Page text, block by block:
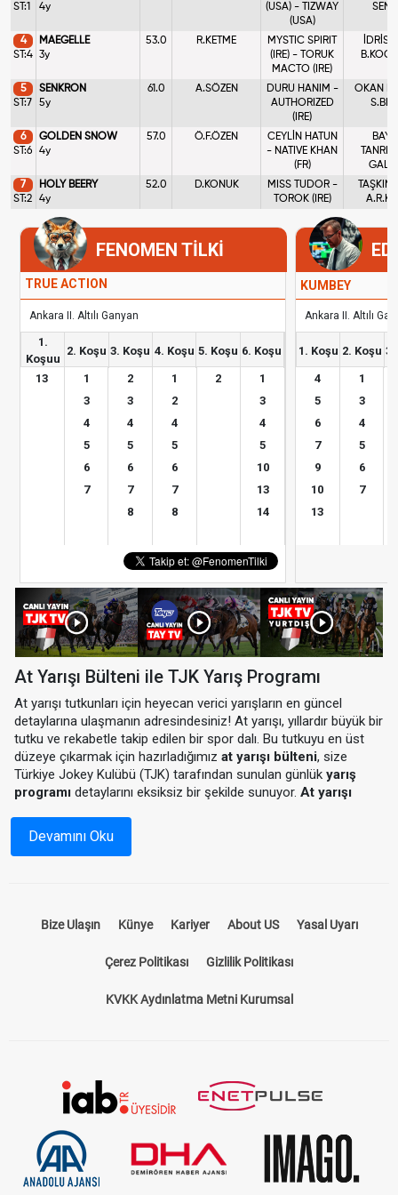
ST:1
4y
(USA) - TIZWAY
(USA)
4
ST:4
MAEGELLE
3y
53.0 R.KETME
MYSTIC SPIRIT
(IRE) - TORUK
MACTO (IRE)
İDRİS
5
ST:7
SENKRON
5y
61.0 A.SÖZEN
DURU HANIM -
AUTHORIZED
(IRE)
OKAN
6
ST:6
GOLDEN SNOW
4y
57.0 Ö.F.ÖZEN
CEYLİN HATUN
- NATIVE KHAN
(FR)
7
ST:2
HOLY BEERY
4y
52.0 D.KONUK
MISS TUDOR -
TOROK (IRE)
FENOMEN TİLKİ
TRUE ACTION
Ankara II. Altılı Ganyan
1.
Koşuu
2. Koşu 3. Koşu 4. Koşu 5. Koşu 6. Koşu
13
1
3
4
5
6
7
2
3
4
5
6
7
8
1
2
4
5
6
7
8
2
1
3
4
5
10
13
14
KUMBEY
Ankara II. Altılı
1. Koşu 2. Koşu 3.
4
5
6
7
9
10
13
1
3
4
5
6
7
At Yarışı Bülteni ile TJK Yarış Programı
At yarışı tutkunları için heyecan verici yarışların en güncel
detaylarına ulaşmanın adresindesiniz! At yarışı, yıllardır büyük bir
tutku ve rekabetle takip edilen bir spor dalı. Bu tutkuyu en üst
düzeye çıkarmak için hazırladığımızat yarışı bülteni, size
Türkiye Jokey Kulübü (TJK) tarafından sunulan günlükyarış
programı detaylarını eksiksiz bir şekilde sunuyor.At yarışı
durumlarını önceden inceleyebilir, yarışlardan en iyi sonuçları
almak için stratejinizi oluşturabilirsiniz.
kapsamı bir rehberdir. Hangi hipodromda, hangi atların
ve pist koşullarını öğrenmek için ideal bir kaynaktır. Bizim
TJK Yarış Programı ile Güncel Bilgilere
Ulaşın
TJK yarış programı, Türkiye Jokey Kulübü tarafından her gün
Devamını Oku
Bize Ulaşın Künye Kariyer About US Yasal Uyarı
Çerez Politikası Gizlilik Politikası
KVKK Aydınlatma Metni Kurumsal